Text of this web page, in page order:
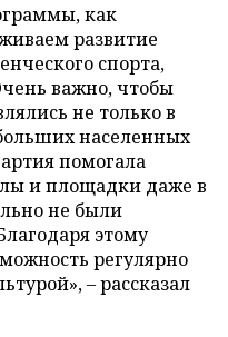
как
развитие
спорта,
важно, чтобы
не только в
населенных
помогала
и площадки даже в
не были
этому
регулярно
– рассказал